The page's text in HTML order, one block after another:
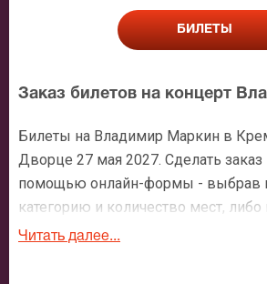
БИЛЕТЫ
Заказ билетов на концерт
Билеты на Владимир Маркин в
Дворце 27 мая 2027. Сделать
помощью онлайн-формы - выбрав
категорию и количество мест,
номеру телефона: +7 (495) 921-35-
Читать далее...